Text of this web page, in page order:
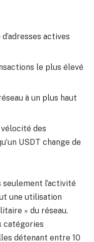
actives
le plus élevé
à un plus haut
des
USDT change de
l’activité
une utilisation
» du réseau.
catégories
détenant entre 10